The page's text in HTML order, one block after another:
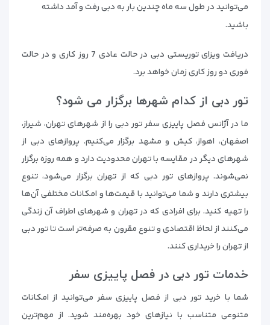
می‌توانید در طول سه ماه چندین بار به دبی رفت و آمد داشته
باشید.
دریافت ویزای توریستی دبی در حالت عادی 7 روز کاری و در حالت
فوری دو روز کاری زمان خواهد برد.
تور دبی از کدام شهرها برگزار می شود؟
ما در آژانس فصل پاییزی سفر تور دبی را از شهرهای تهران، شیراز،
اصفهان، اهواز، کیش و مشهد برگزار می‌کنیم. پروازهای دبی از
شهرهای دیگر در مقایسه با تهران محدودیت دارد و همه روزه برگزار
نمی‌شوند. پروازهای تور دبی که از تهران برگزار می‌شود، تنوع
بیشتری دارند و شما می‌توانید با قیمت‌ها و امکانات مختلفی آن‌ها
را تهیه کنید. برای افرادی که در تهران و شهرهای اطراف آن زندگی
می‌کنند از لحاظ اقتصادی و تنوع مقرون‌ به صرفه‌تر است تا تور دبی
از تهران را خریداری کنند.
خدمات تور دبی در فصل پاییزی سفر
شما با خرید تور دبی از فصل پاییزی سفر می‌توانید از امکانات
متنوعی متناسب با نیازهای خود بهره‌مند شوید. از مهم‌ترین